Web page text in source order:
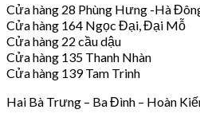
Cửa hàng 28 Phùng Hưng -Hà
Cửa hàng 164 Ngọc Đại, Đại Mỗ
Cửa hàng 22 cầu dậu
Cửa hàng 135 Thanh Nhàn
Cửa hàng 139 Tam Trinh
Hai Bà Trưng – Ba Đình – Hoàn